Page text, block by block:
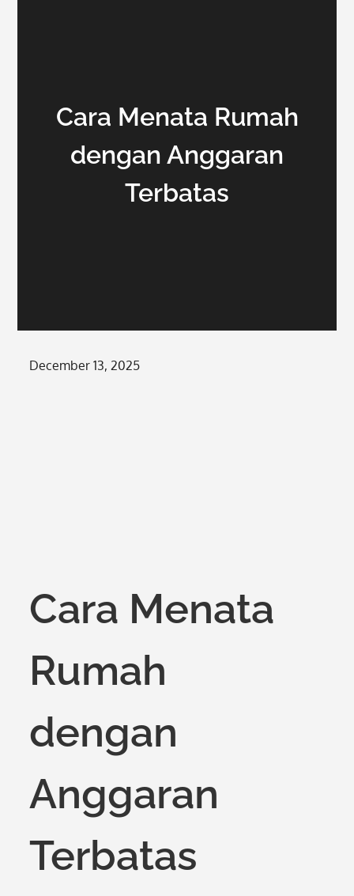
Cara Menata Rumah
dengan Anggaran
Terbatas
Posted
December 13, 2025
Cara Menata
Rumah
dengan
Anggaran
Terbatas